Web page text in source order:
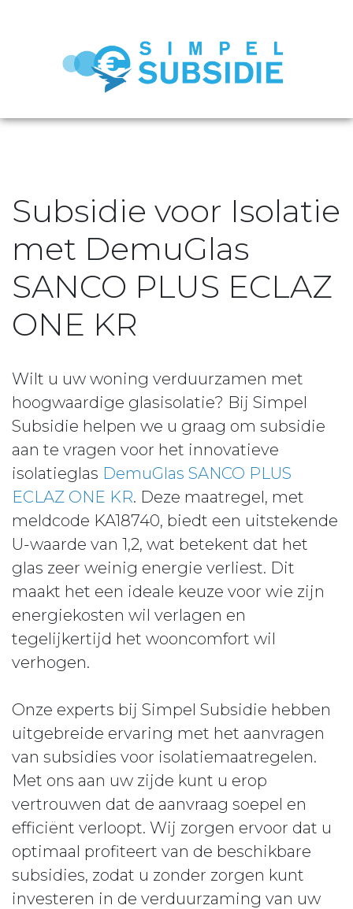
Subsidie voor Isolatie
met DemuGlas
SANCO PLUS ECLAZ
ONE KR
Wilt u uw woning verduurzamen met
hoogwaardige glasisolatie? Bij Simpel
Subsidie helpen we u graag om subsidie
aan te vragen voor het innovatieve
isolatieglas DemuGlas SANCO PLUS
ECLAZ ONE KR. Deze maatregel, met
meldcode KA18740, biedt een uitstekende
U-waarde van 1,2, wat betekent dat het
glas zeer weinig energie verliest. Dit
maakt het een ideale keuze voor wie zijn
energiekosten wil verlagen en
tegelijkertijd het wooncomfort wil
verhogen.
Onze experts bij Simpel Subsidie hebben
uitgebreide ervaring met het aanvragen
van subsidies voor isolatiemaatregelen.
Met ons aan uw zijde kunt u erop
vertrouwen dat de aanvraag soepel en
efficiënt verloopt. Wij zorgen ervoor dat u
optimaal profiteert van de beschikbare
subsidies, zodat u zonder zorgen kunt
investeren in de verduurzaming van uw